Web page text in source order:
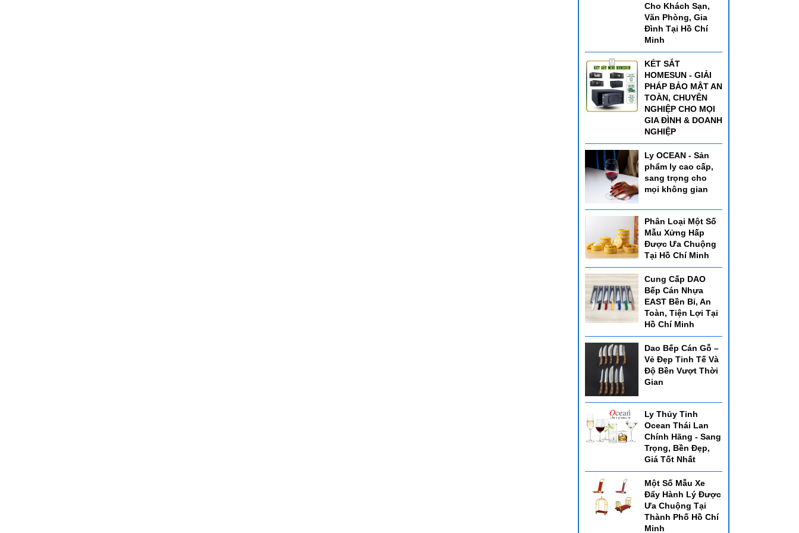
Cho Khách Sạn,
Văn Phòng, Gia
Đình Tại Hồ Chí
Minh
KÉT SẮT
HOMESUN - GIẢI
PHÁP BẢO MẬT AN
TOÀN, CHUYÊN
NGHIỆP CHO MỌI
GIA ĐÌNH & DOANH
NGHIỆP
Ly OCEAN - Sản
phẩm ly cao cấp,
sang trọng cho
mọi không gian
Phân Loại Một Số
Mẫu Xửng Hấp
Được Ưa Chuộng
Tại Hồ Chí Minh
Cung Cấp DAO
Bếp Cán Nhựa
EAST Bền Bỉ, An
Toàn, Tiện Lợi Tại
Hồ Chí Minh
Dao Bếp Cán Gỗ –
Vẻ Đẹp Tinh Tế Và
Độ Bền Vượt Thời
Gian
Ly Thủy Tinh
Ocean Thái Lan
Chính Hãng - Sang
Trọng, Bền Đẹp,
Giá Tốt Nhất
Một Số Mẫu Xe
Đẩy Hành Lý Được
Ưa Chuộng Tại
Thành Phố Hồ Chí
Minh